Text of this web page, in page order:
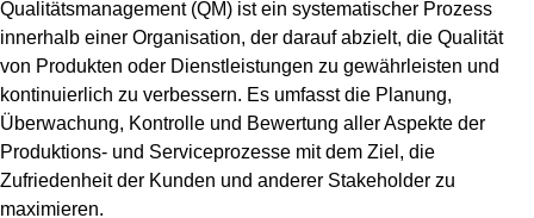
Qualitätsmanagement (QM) ist ein systematischer Prozess
innerhalb einer Organisation, der darauf abzielt, die Qualität
von Produkten oder Dienstleistungen zu gewährleisten und
kontinuierlich zu verbessern. Es umfasst die Planung,
Überwachung, Kontrolle und Bewertung aller Aspekte der
Produktions- und Serviceprozesse mit dem Ziel, die
Zufriedenheit der Kunden und anderer Stakeholder zu
maximieren.